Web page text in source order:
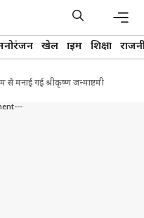
खेल क्राइम शिक्षा
मनाई गई श्रीकृष्ण जन्माष्टमी